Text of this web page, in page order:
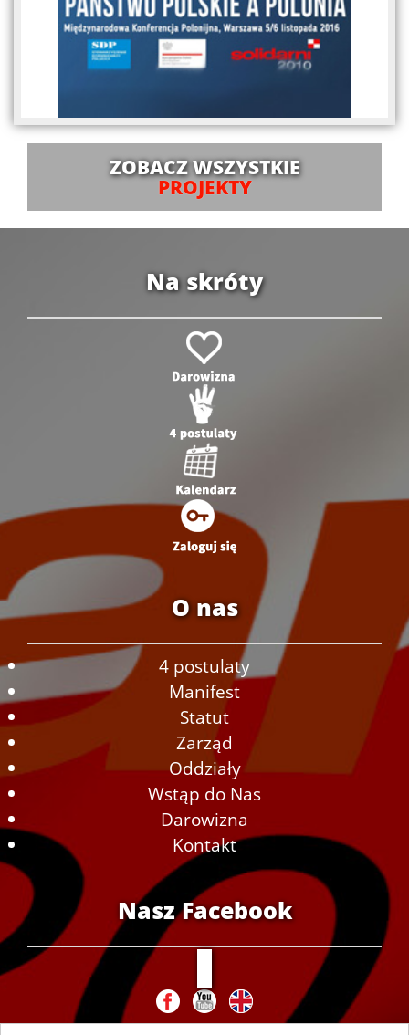
ZOBACZ WSZYSTKIE
PROJEKTY
Na skróty
O nas
4 postulaty
Manifest
Statut
Zarząd
Oddziały
Wstąp do Nas
Darowizna
Kontakt
Nasz Facebook